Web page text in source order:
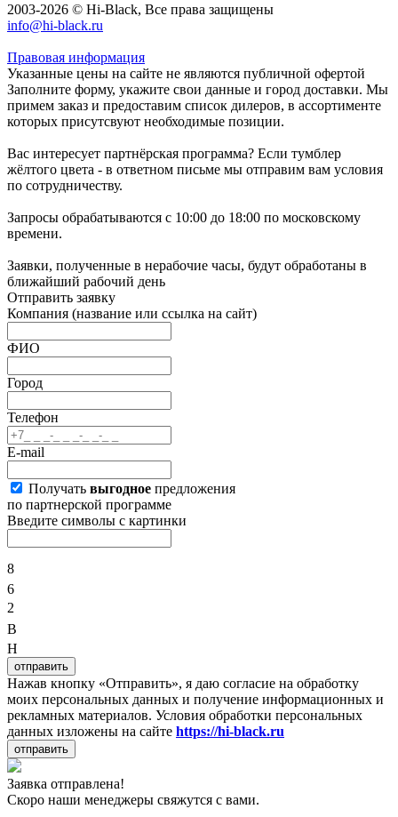
2003-2026 © Hi-Black, Все права защищены
info@hi-black.ru
Правовая информация
Указанные цены на сайте не являются публичной офертой
Заполните форму, укажите свои данные и город доставки. Мы
примем заказ и предоставим список дилеров, в ассортименте
которых присутсвуют необходимые позиции.
Вас интересует партнёрская программа? Если тумблер
жёлтого цвета - в ответном письме мы отправим вам условия
по сотрудничеству.
Запросы обрабатываются с 10:00 до 18:00 по московскому
времени.
Заявки, полученные в нерабочие часы, будут обработаны в
ближайший рабочий день
Отправить заявку
Компания (название или ссылка на сайт)
ФИО
Город
Телефон
E-mail
Получать выгодное предложения
по партнерской программе
Введите символы с картинки
8
6
2
B
H
отправить
Нажав кнопку «Отправить», я даю согласие на обработку
моих персональных данных и получение информационных и
рекламных материалов. Условия обработки персональных
данных изложены на сайте https://hi-black.ru
отправить
Заявка отправлена!
Скоро наши менеджеры свяжутся с вами.